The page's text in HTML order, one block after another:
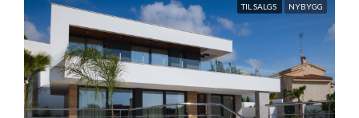
TIL SALGS NYBYGG